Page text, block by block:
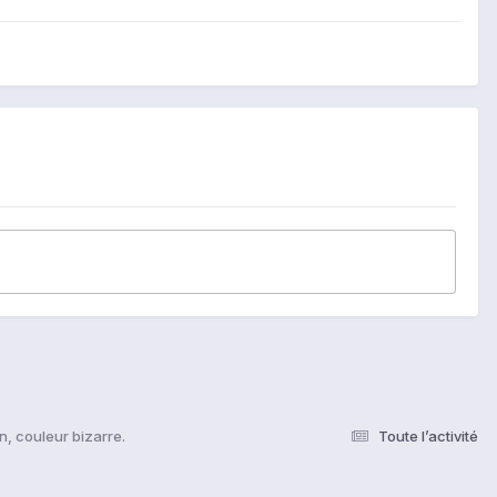
Toute l’activité
couleur bizarre.